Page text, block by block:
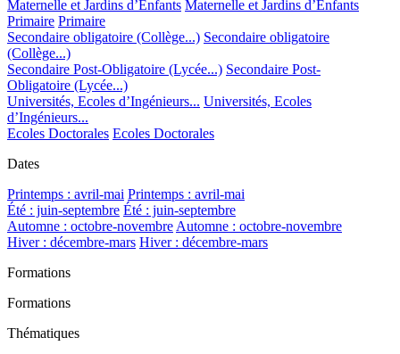
Maternelle et Jardins d’Enfants Maternelle et Jardins d’Enfants
Primaire Primaire
Secondaire obligatoire (Collège...) Secondaire obligatoire
(Collège...)
Secondaire Post-Obligatoire (Lycée...) Secondaire Post-
Obligatoire (Lycée...)
Universités, Ecoles d’Ingénieurs... Universités, Ecoles
d’Ingénieurs...
Ecoles Doctorales Ecoles Doctorales
Dates
Printemps : avril-mai Printemps : avril-mai
Été : juin-septembre Été : juin-septembre
Automne : octobre-novembre Automne : octobre-novembre
Hiver : décembre-mars Hiver : décembre-mars
Formations
Formations
Thématiques